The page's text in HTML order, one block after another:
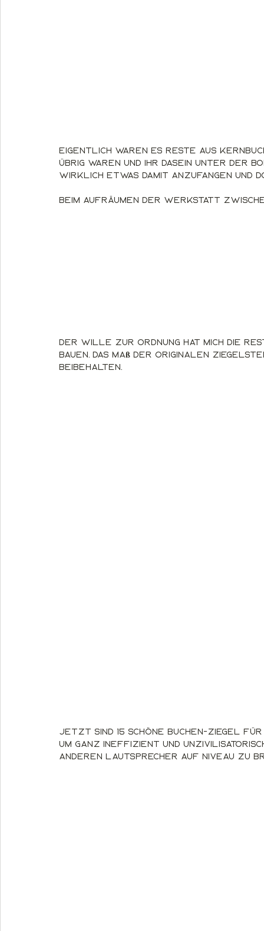
Eigentlich waren es Reste aus
übrig waren und ihr Dasein unter der
wirklich etwas damit anzufangen und
Beim Aufräumen der Werkstatt
Der Wille zur Ordnung hat mich die
bauen. Das Maß der originalen
beibehalten.
Jetzt sind 15 schöne Buchen-Ziegel
um ganz ineffizient und
anderen Lautsprecher auf Niveau zu